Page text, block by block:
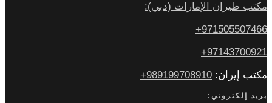
مكتب طيران الإمارات (دبي):
971505507466+
97143700921+
مكتب إيران: 989199708910+
بريد إلكتروني: